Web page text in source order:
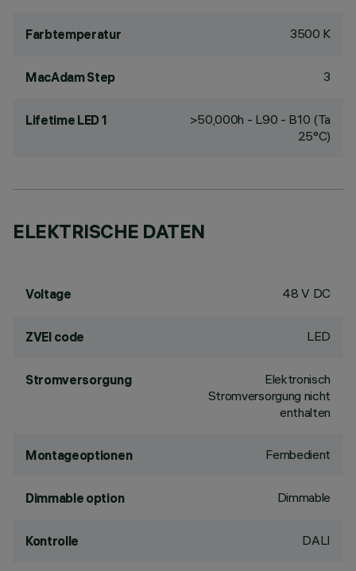
Farbtemperatur 3500 K
MacAdam Step 3
Lifetime LED 1
>50,000h - L90 - B10 (Ta
25°C)
ELEKTRISCHE DATEN
Voltage 48 V DC
ZVEI code LED
Stromversorgung
Elektronisch
Stromversorgung nicht
enthalten
Montageoptionen Fernbedient
Dimmable option Dimmable
Kontrolle DALI